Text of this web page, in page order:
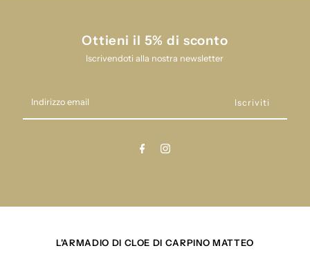
Ottieni il 5% di sconto
Iscrivendoti alla nostra newsletter
email
L'ARMADIO DI CLOE DI CARPINO MATTEO